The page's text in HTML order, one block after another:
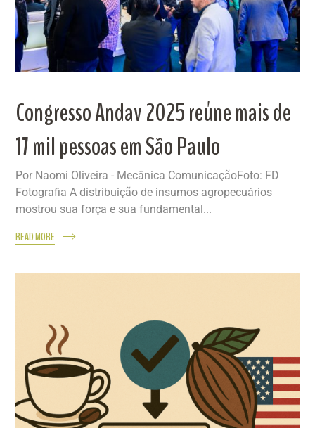
Congresso Andav 2025 reúne mais de
17 mil pessoas em São Paulo
Por Naomi Oliveira - Mecânica ComunicaçãoFoto: FD
Fotografia A distribuição de insumos agropecuários
mostrou sua força e sua fundamental...
READ MORE